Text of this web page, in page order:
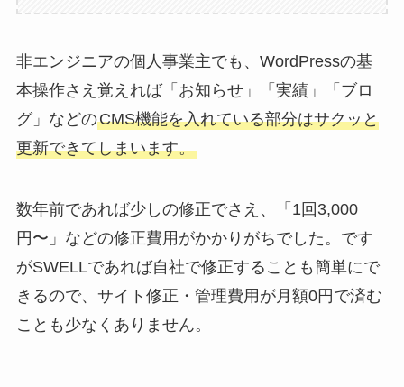
非エンジニアの個人事業主でも、WordPressの基
本操作さえ覚えれば「お知らせ」「実績」「ブロ
グ」などのCMS機能を入れている部分はサクッと
更新できてしまいます。
数年前であれば少しの修正でさえ、「1回3,000
円〜」などの修正費用がかかりがちでした。です
がSWELLであれば自社で修正することも簡単にで
きるので、サイト修正・管理費用が月額0円で済む
ことも少なくありません。